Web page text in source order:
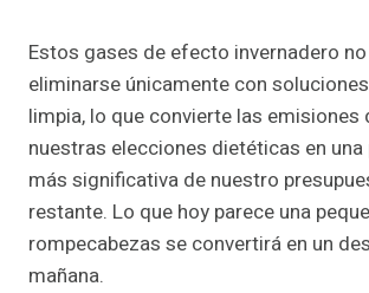
Estos gases de efecto invernadero
eliminarse únicamente con
limpia, lo que convierte las emisiones
nuestras elecciones dietéticas en
más significativa de nuestro
restante. Lo que hoy parece una
rompecabezas se convertirá en un
mañana.